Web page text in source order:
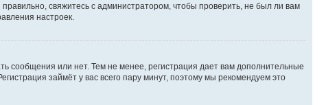
свяжитесь с администратором, чтобы проверить, не был ли вам
настроек.
сообщения или нет. Тем не менее, регистрация дает вам дополнительные
займёт у вас всего пару минут, поэтому мы рекомендуем это